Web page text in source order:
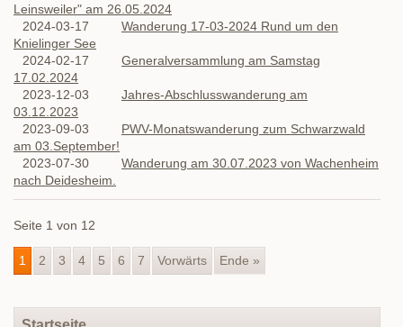
Leinsweiler" am 26.05.2024
2024-03-17
Wanderung 17-03-2024 Rund um den
Knielinger See
2024-02-17
Generalversammlung am Samstag
17.02.2024
2023-12-03
Jahres-Abschlusswanderung am
03.12.2023
2023-09-03
PWV-Monatswanderung zum Schwarzwald
am 03.September!
2023-07-30
Wanderung am 30.07.2023 von Wachenheim
nach Deidesheim.
Seite 1 von 12
1 2 3 4 5 6 7 Vorwärts Ende »